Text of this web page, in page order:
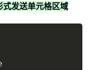
发送单元格区域